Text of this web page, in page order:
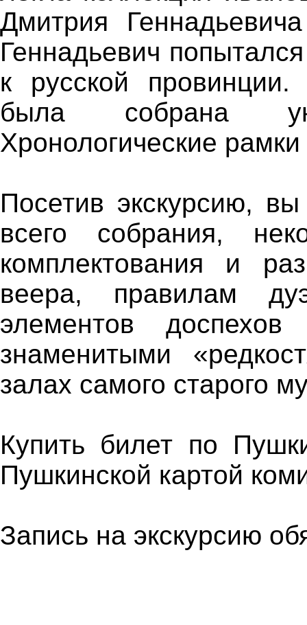
Дмитрия
Геннадьевич
к русской
была собрана
Хронологические
Посетив экскурсию,
всего собрания,
комплектования и
веера, правилам
элементов
знаменитыми
залах самого старого
Купить билет по
Пушкинской картой
Запись на экскурсию